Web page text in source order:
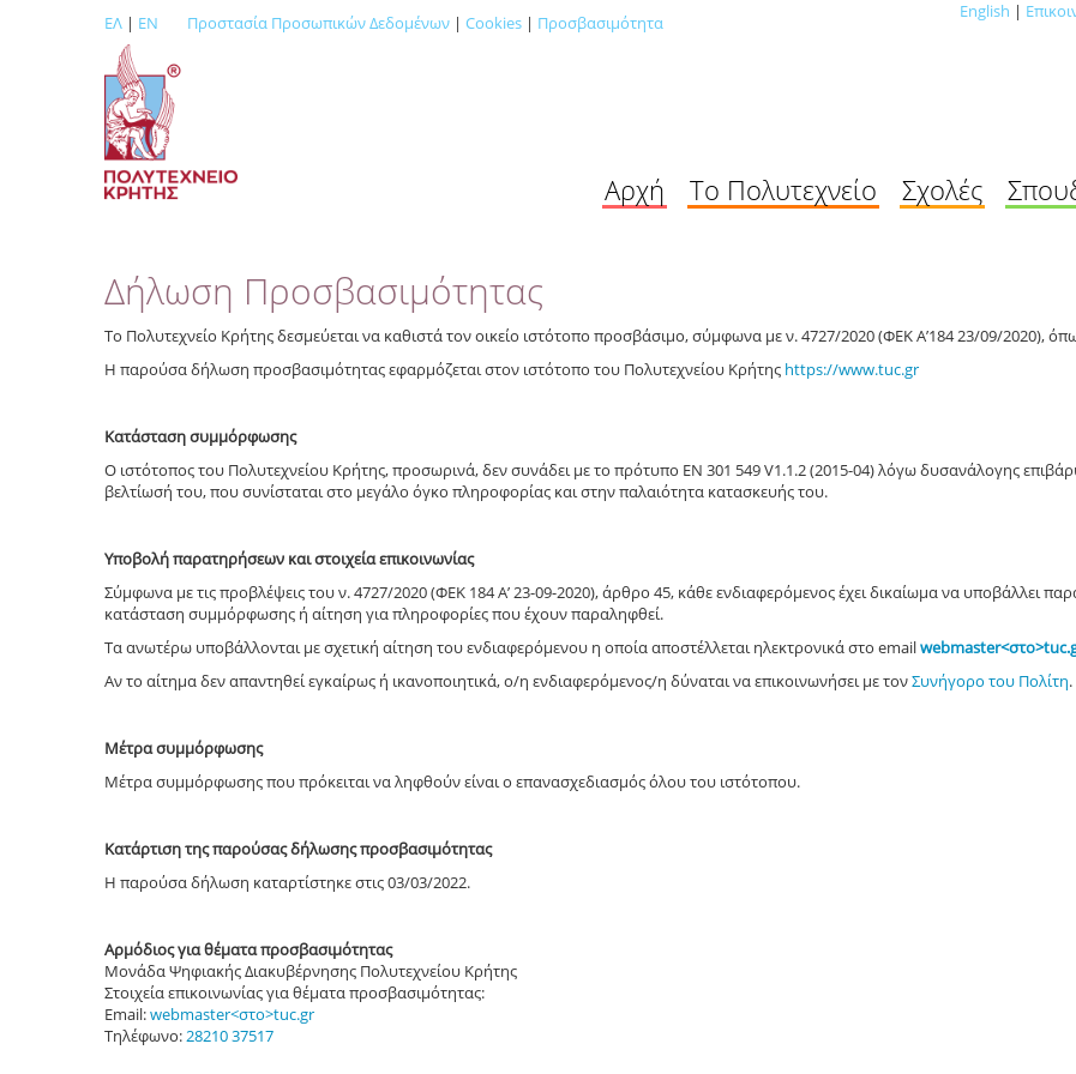
ΕΛ | EN Προστασία Προσωπικών Δεδομένων | Cookies | Προσβασιμότητα
English |
Αρχή Το Πολυτεχνείο Σχολές
Δήλωση Προσβασιμότητας
Το Πολυτεχνείο Κρήτης δεσμεύεται να καθιστά τον οικείο ιστότοπο προσβάσιμο, σύμφωνα με ν. 4727/2020 (ΦΕΚ Α’184 23/09/2020),
Η παρούσα δήλωση προσβασιμότητας εφαρμόζεται στον ιστότοπο του Πολυτεχνείου Κρήτης https://www.tuc.gr
Κατάσταση συμμόρφωσης
Ο ιστότοπος του Πολυτεχνείου Κρήτης, προσωρινά, δεν συνάδει με το πρότυπο ΕΝ 301 549 V1.1.2 (2015-04) λόγωδυσανάλογης
βελτίωσή του, που συνίσταται στο μεγάλο όγκο πληροφορίας καιστην παλαιότητα κατασκευής του.
Υποβολή παρατηρήσεων και στοιχεία επικοινωνίας
Σύμφωνα με τις προβλέψεις του ν. 4727/2020 (ΦΕΚ 184 Α’ 23-09-2020), άρθρο 45, κάθε ενδιαφερόμενος έχει δικαίωμα να υποβάλλει
κατάσταση συμμόρφωσης ή αίτηση για πληροφορίες που έχουν παραληφθεί.
Τα ανωτέρω υποβάλλονται με σχετική αίτηση του ενδιαφερόμενου η οποία αποστέλλεται ηλεκτρονικά στο email
Αν το αίτημα δεν απαντηθεί εγκαίρως ή ικανοποιητικά, ο/η ενδιαφερόμενος/η δύναται να επικοινωνήσει με τονΣυνήγορο του Πολίτη.
Μέτρα συμμόρφωσης
Μέτρα συμμόρφωσης που πρόκειται να ληφθούν είναι ο επανασχεδιασμός όλου του ιστότοπου.
Κατάρτιση της παρούσας δήλωσης προσβασιμότητας
Η παρούσα δήλωση καταρτίστηκε στις 03/03/2022.
Αρμόδιος για θέματα προσβασιμότητας
Μονάδα Ψηφιακής Διακυβέρνησης Πολυτεχνείου Κρήτης
Στοιχεία επικοινωνίας για θέματα προσβασιμότητας:
Email:webmaster<στο>tuc.gr
Τηλέφωνο:28210 37517